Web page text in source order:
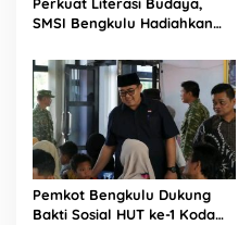
SMSI Bengkulu Hadiahkan
Polda
Pemkot Bengkulu Dukung
Bakti Sosial HUT ke-1 Kodam